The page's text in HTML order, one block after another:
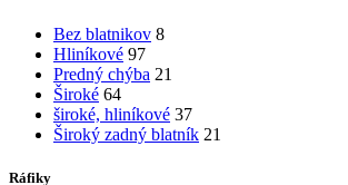
Bez blatnikov 8
Hliníkové 97
Predný chýba 21
Široké 64
široké, hliníkové 37
Široký zadný blatník 21
Ráfiky